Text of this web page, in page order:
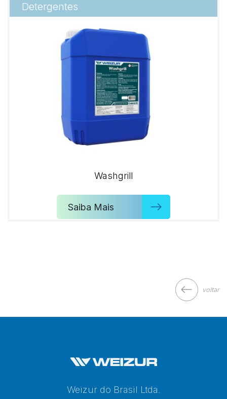
Detergentes
Washgrill
Saiba Mais
voltar
Weizur do Brasil Ltda.